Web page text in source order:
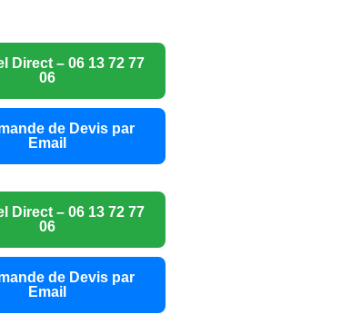
Direct – 06 13 72 77
06
de Devis par
Email
Direct – 06 13 72 77
06
de Devis par
Email